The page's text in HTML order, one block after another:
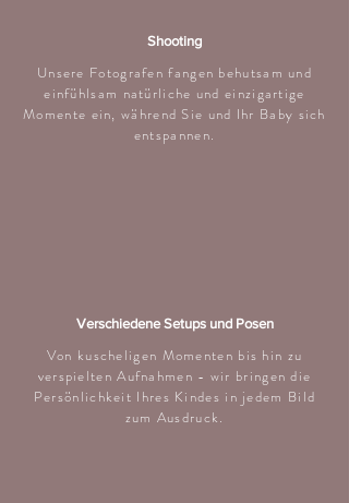
Shooting
Unsere Fotografen fangen behutsam und
einfühlsam natürliche und einzigartige
Momente ein, während Sie und Ihr Baby sich
entspannen.
Verschiedene Setups und Posen
Von kuscheligen Momenten bis hin zu
verspielten Aufnahmen - wir bringen die
Persönlichkeit Ihres Kindes in jedem Bild
zum Ausdruck.